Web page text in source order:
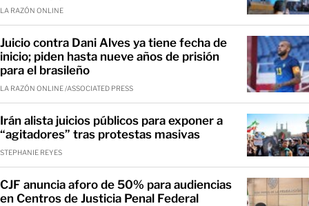
LA RAZÓN ONLINE
Juicio contra Dani Alves ya tiene fecha de
inicio; piden hasta nueve años de prisión
para el brasileño
LA RAZÓN ONLINE /ASSOCIATED PRESS
Irán alista juicios públicos para exponer a
“agitadores” tras protestas masivas
STEPHANIE REYES
CJF anuncia aforo de 50% para audiencias
en Centros de Justicia Penal Federal